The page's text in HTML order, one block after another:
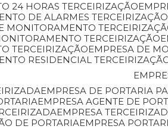
24 HORAS TERCEIRIZAÇÃO
DE ALARMES TERCEIRIZAÇÃO
MONITORAMENTO
TERCEIRIZAÇÃO
TERCEIRIZAÇÃO
EMPRESA DE
RESIDENCIAL
EMPRESA DE PORTARIA
EMPRESA AGENTE DE
EMPRESA
DE PORTARIA EMPRESA